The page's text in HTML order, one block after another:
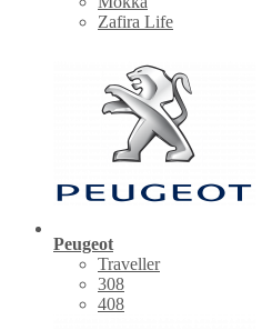
Zafira Life
Peugeot
Traveller
308
408